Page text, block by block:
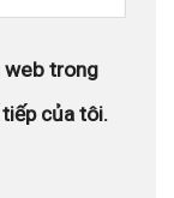
web trong
của tôi.